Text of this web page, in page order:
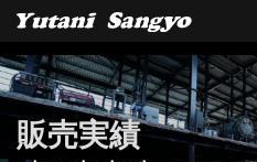
販売実績